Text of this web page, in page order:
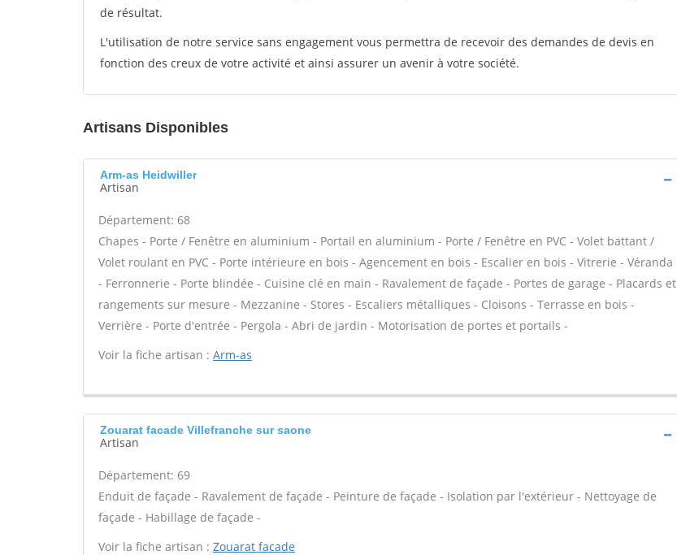
de résultat.
L'utilisation de notre service sans engagement vous permettra de recevoir des demandes de devis en
fonction des creux de votre activité et ainsi assurer un avenir à votre société.
Artisans Disponibles
Arm-as Heidwiller
Artisan
Département: 68
Chapes - Porte / Fenêtre en aluminium - Portail en aluminium - Porte / Fenêtre en PVC - Volet battant /
Volet roulant en PVC - Porte intérieure en bois - Agencement en bois - Escalier en bois - Vitrerie - Véranda
- Ferronnerie - Porte blindée - Cuisine clé en main - Ravalement de façade - Portes de garage - Placards et
rangements sur mesure - Mezzanine - Stores - Escaliers métalliques - Cloisons - Terrasse en bois -
Verrière - Porte d'entrée - Pergola - Abri de jardin - Motorisation de portes et portails -
Voir la fiche artisan : Arm-as
Zouarat facade Villefranche sur saone
Artisan
Département: 69
Enduit de façade - Ravalement de façade - Peinture de façade - Isolation par l'extérieur - Nettoyage de
façade - Habillage de façade -
Voir la fiche artisan : Zouarat facade